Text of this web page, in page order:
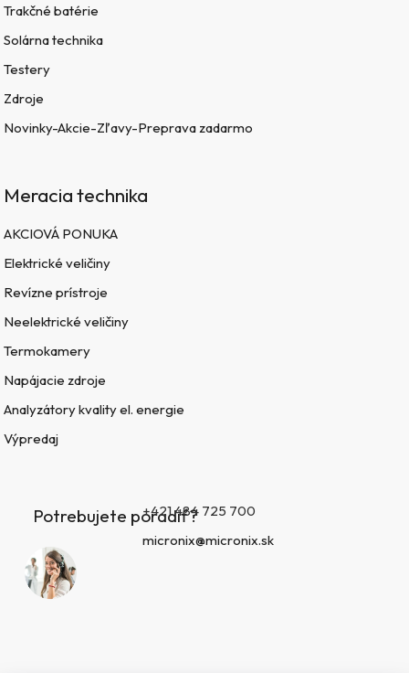
Trakčné batérie
Solárna technika
Testery
Zdroje
Novinky-Akcie-Zľavy-Preprava zadarmo
Meracia technika
AKCIOVÁ PONUKA
Elektrické veličiny
Revízne prístroje
Neelektrické veličiny
Termokamery
Napájacie zdroje
Analyzátory kvality el. energie
Výpredaj
Potrebujete poradiť?+421 484 725 700
micronix@micronix.sk